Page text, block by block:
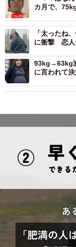
カ月で、
「太ったね
に衝撃 恋人
93kg→63kg
に言われて